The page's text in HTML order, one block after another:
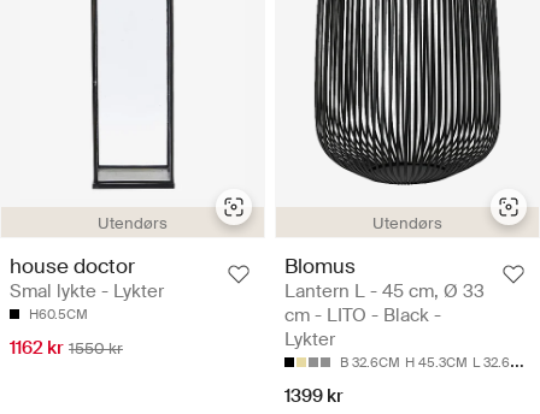
Utendørs
house doctor
Smal lykte - Lykter
H60.5CM
1162 kr 1550 kr
Utendørs
Blomus
Lantern L - 45 cm, Ø 33
cm - LITO - Black -
Lykter
B 32.6CM H 45.3CM L 32.6CM
1399 kr